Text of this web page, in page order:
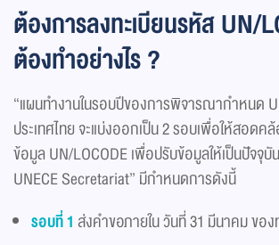
ต้องการลงทะเบียนรหัส UN/
ต้องทำอย่างไร ?
“แผนทำงานในรอบปีของการพิจารณากำหนด
ประเทศไทย จะแบ่งออกเป็น 2 รอบเพื่อให้สอดค
ข้อมูล UN/LOCODE เพื่อปรับข้อมูลให้เป็นปัจจุ
UNECE Secretariat” มีกำหนดการดังนี้
รอบที่ 1 ส่งคำขอภายใน วันที่ 31 มีนาคม ขอ